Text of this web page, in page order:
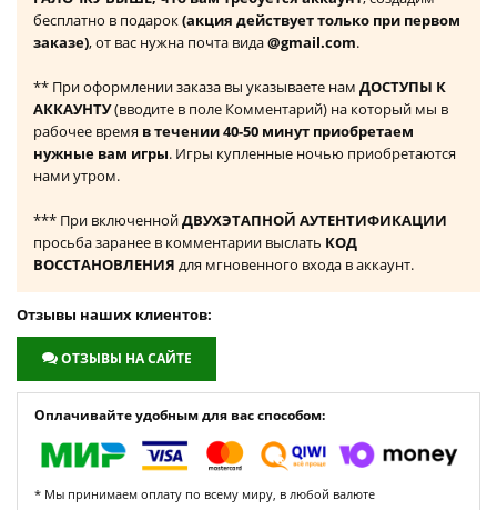
бесплатно в подарок(акция действует только при первом
заказе), от вас нужна почта вида@gmail.com.
** При оформлении заказа вы указываете нам ДОСТУПЫ К
АККАУНТУ(вводите в поле Комментарий) на который мы в
рабочее время в течении 40-50 минут приобретаем
нужные вам игры. Игры купленные ночью приобретаются
нами утром.
*** При включеннойДВУХЭТАПНОЙ АУТЕНТИФИКАЦИИ
просьба заранее в комментарии выслать КОД
ВОССТАНОВЛЕНИЯ для мгновенного входа в аккаунт.
Отзывы наших клиентов:
ОТЗЫВЫ НА САЙТЕ
Оплачивайте удобным для вас способом:
* Мы принимаем оплату по всему миру, в любой валюте